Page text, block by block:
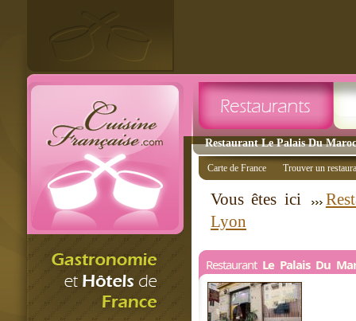
Restaurant Le Palais Du
Carte de France Trouver un
Vous êtes ici
Lyon
Restaurant Le Palais Du